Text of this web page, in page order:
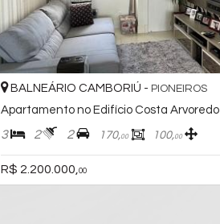
BALNEÁRIO CAMBORIÚ - PIONEIROS
Apartamento no Edifício Costa Arvoredo
3 2 2 170,00 100,00
R$ 2.200.000, 00